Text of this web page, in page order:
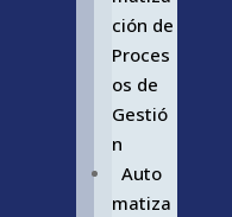
ción de
Proces
os de
Gestió
n
Auto
matiza